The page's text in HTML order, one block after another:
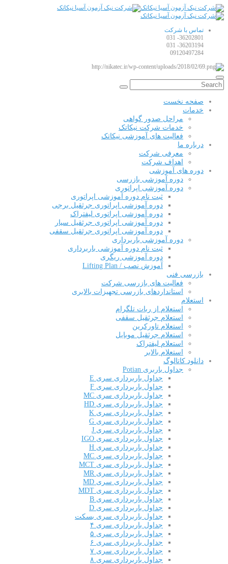
تماس با شرکت
36202801- 031
36203194- 031
09120497284
صفحه نخست
خدمات
مراحل صدور گواهی
خدمات شرکت نیکاتک
فعالیت های آموزشی نیکاتک
درباره ما
معرفی شرکت
اهداف شرکت
دوره های آموزشی
دوره آموزشی بازرسی
دوره آموزشی اپراتوری
ثبت نام دوره آموزشی اپراتوری
دوره آموزشی اپراتوری جرثقیل برجی
دوره آموزشی اپراتوری لیفتراک
دوره آموزشی اپراتوری جرثقیل سیار
دوره آموزشی اپراتوری جرثقیل سقفی
دوره آموزشی باربرداری
ثبت نام دوره آموزشی باربرداری
دوره آموزشی ریگری
آموزش نصب / Lifting Plan
بازرسی فنی
فعالیت های بازرسی شرکت
استانداردهای بازرسی تجهیزات بالابری
استعلام
استعلام از ربات تلگرام
استعلام جرثقیل سقفی
استعلام تاورکرین
استعلام جرثقیل موبایل
استعلام لیفتراک
استعلام بالابر
دانلود کاتالوگ
جداول باربری Potian
جداول باربرداری سری E
جداول باربرداری سری F
جداول باربرداری سری MC
جداول باربرداری سری HD
جداول باربرداری سری K
جداول باربرداری سری G
جداول باربرداری سری J
جداول باربرداری سری IGO
جداول باربرداری سری H
جداول باربرداری سری MC
جداول باربرداری سری MCT
جداول باربرداری سری MR
جداول باربرداری سری MD
جداول باربرداری سری MDT
جداول باربرداری سری B
جداول باربرداری سری D
جداول باربرداری سری بسکت
جداول باربرداری سری ۴
جداول باربرداری سری ۵
جداول باربرداری سری ۶
جداول باربرداری سری ۷
جداول باربرداری سری ۸